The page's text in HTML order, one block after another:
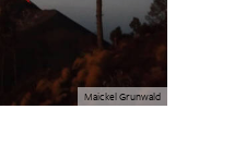
Maickel Grunwald